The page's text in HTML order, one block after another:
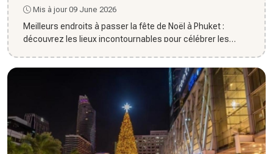
Mis à jour 09 June 2026
Meilleurs endroits à passer la fête de Noël à Phuket :
découvrez les lieux incontournables pour célébrer les